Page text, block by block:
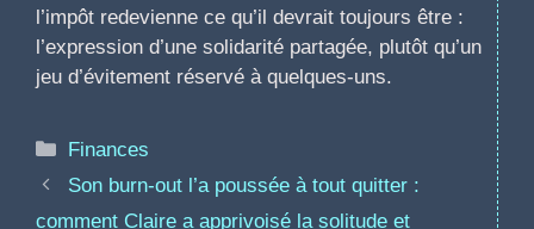
l’impôt redevienne ce qu’il devrait toujours être :
l’expression d’une solidarité partagée, plutôt qu’un
jeu d’évitement réservé à quelques-uns.
Catégories
Finances
Son burn-out l’a poussée à tout quitter :
comment Claire a apprivoisé la solitude et